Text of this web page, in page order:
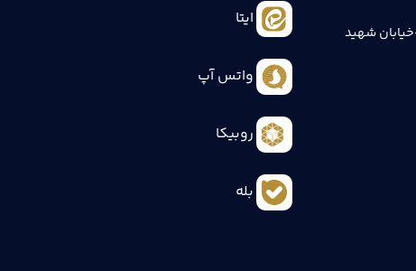
شهید
ایتا
واتس آپ
روبیکا
بله